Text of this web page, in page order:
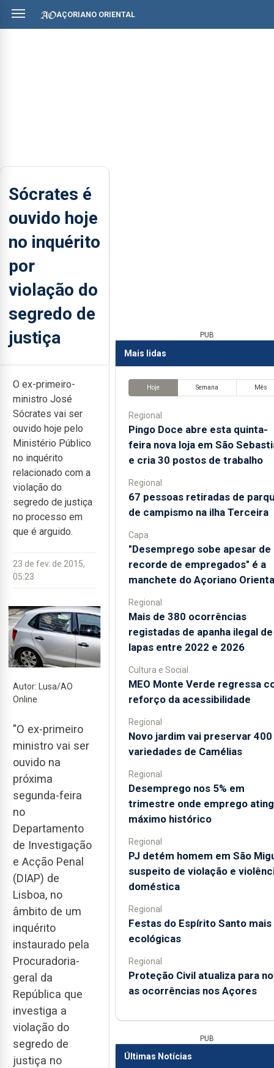
AÇORIANO ORIENTAL
Sócrates é
ouvido hoje
no inquérito
por
violação do
segredo de
justiça
O ex-primeiro-
ministro José
Sócrates vai ser
ouvido hoje pelo
Ministério Público
no inquérito
relacionado com a
violação do
segredo de justiça
no processo em
que é arguido.
23 de fev. de 2015,
05:23
Autor: Lusa/AO
Online
"O ex-primeiro
ministro vai ser
ouvido na
próxima
segunda-feira
no
Departamento
de Investigação
e Acção Penal
(DIAP) de
Lisboa, no
âmbito de um
inquérito
instaurado pela
Procuradoria-
geral da
República que
investiga a
violação do
segredo de
justiça no
PUB
Mais lidas
Hoje Semana Mês
Regional
Pingo Doce abre esta quinta-
feira nova loja em São
e cria 30 postos de trabalho
Regional
67 pessoas retiradas de
de campismo na ilha Terceira
Capa
"Desemprego sobe apesar de
recorde de empregados" é a
manchete do Açoriano
Regional
Mais de 380 ocorrências
registadas de apanha ilegal de
lapas entre 2022 e 2026
Cultura e Social
MEO Monte Verde regressa
reforço da acessibilidade
Regional
Novo jardim vai preservar 400
variedades de Camélias
Regional
Desemprego nos 5% em
trimestre onde emprego
máximo histórico
Regional
PJ detém homem em São
suspeito de violação e
doméstica
Regional
Festas do Espírito Santo mais
ecológicas
Regional
Proteção Civil atualiza para
as ocorrências nos Açores
PUB
Últimas Notícias